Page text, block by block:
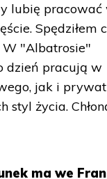
lubię pracować
Spędziłem
"Albatrosie"
dzień pracują w
jak i
życia.
ma we